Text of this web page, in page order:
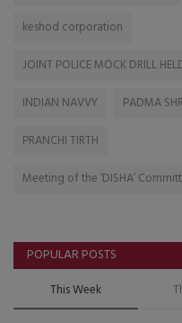
keshod corporation
JOINT POLICE MOCK DRILL
INDIAN NAVVY
PADMA
PRANCHI TIRTH
Meeting of the ‘DISHA’
POPULAR POSTS
This Week